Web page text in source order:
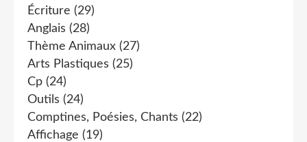
Écriture (29)
Anglais (28)
Thème Animaux (27)
Arts Plastiques (25)
Cp (24)
Outils (24)
Comptines, Poésies, Chants (22)
Affichage (19)